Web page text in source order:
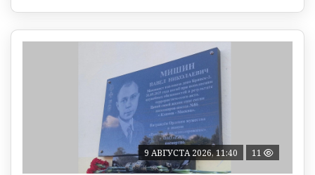
9 АВГУСТА 2026, 11:40 11